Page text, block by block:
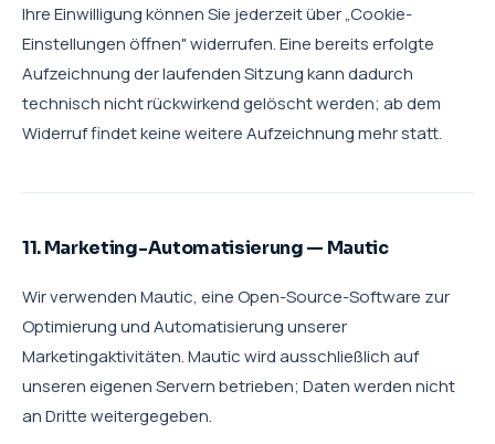
Ihre Einwilligung können Sie jederzeit über „Cookie-
Einstellungen öffnen" widerrufen. Eine bereits erfolgte
Aufzeichnung der laufenden Sitzung kann dadurch
technisch nicht rückwirkend gelöscht werden; ab dem
Widerruf findet keine weitere Aufzeichnung mehr statt.
11. Marketing-Automatisierung — Mautic
Wir verwenden Mautic, eine Open-Source-Software zur
Optimierung und Automatisierung unserer
Marketingaktivitäten. Mautic wird ausschließlich auf
unseren eigenen Servern betrieben; Daten werden nicht
an Dritte weitergegeben.